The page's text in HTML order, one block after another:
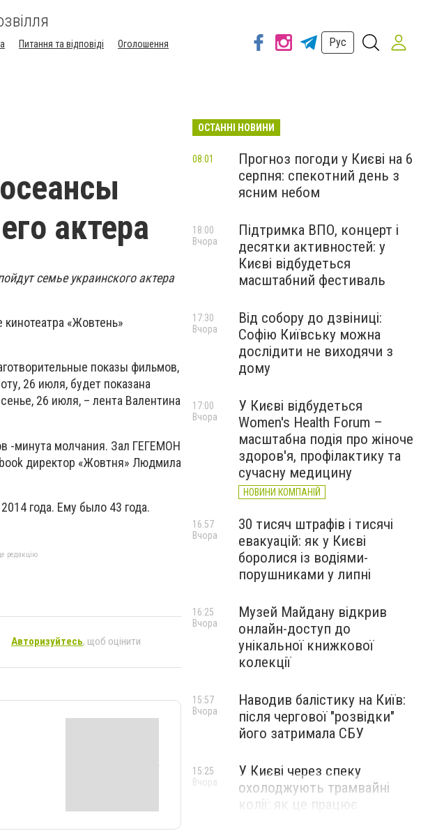
Питання та відповіді
Оголошення
Рус
актера
семье украинского актера
«Жовтень»
показы фильмов,
26 июля, будет показана
26 июля, – лента Валентина
-минута молчания. Зал ГЕГЕМОН
директор «Жовтня» Людмила
года. Ему было 43 года.
редакцію
Авторизуйтесь, щоб оцінити
ОСТАННІ НОВИНИ
Прогноз погоди у Києві на 6
серпня: спекотний день з
ясним небом
08:01
Підтримка ВПО, концерт і
десятки активностей: у
Києві відбудеться
масштабний фестиваль
18:00
Вчора
Від собору до дзвіниці:
Софію Київську можна
дослідити не виходячи з
дому
17:30
Вчора
У Києві відбудеться
Women's Health Forum –
масштабна подія про жіноче
здоров'я, профілактику та
сучасну медицину
НОВИНИ КОМПАНІЙ
17:00
Вчора
30 тисяч штрафів і тисячі
евакуацій: як у Києві
боролися із водіями-
порушниками у липні
16:57
Вчора
Музей Майдану відкрив
онлайн-доступ до
унікальної книжкової
колекції
16:25
Вчора
Наводив балістику на Київ:
після чергової "розвідки"
його затримала СБУ
15:57
Вчора
У Києві через спеку
охолоджують трамвайні
колії: як це працює
15:25
Вчора